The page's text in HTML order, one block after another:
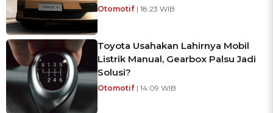
Otomotif | 18:23 WIB
Toyota Usahakan Lahirnya Mobil
Listrik Manual, Gearbox Palsu Jadi
Solusi?
Otomotif | 14:09 WIB